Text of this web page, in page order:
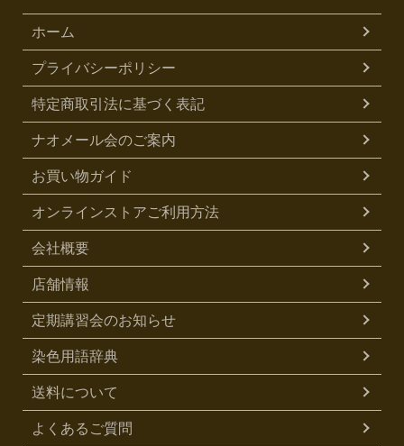
ホーム
プライバシーポリシー
特定商取引法に基づく表記
ナオメール会のご案内
お買い物ガイド
オンラインストアご利用方法
会社概要
店舗情報
定期講習会のお知らせ
染色用語辞典
送料について
よくあるご質問